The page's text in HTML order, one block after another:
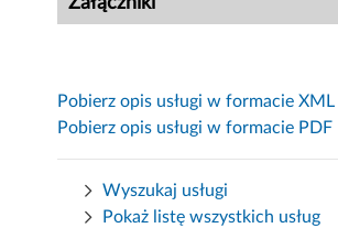
Pobierz opis usługi w formacie XML
Pobierz opis usługi w formacie PDF
Wyszukaj usługi
Pokaż listę wszystkich usług